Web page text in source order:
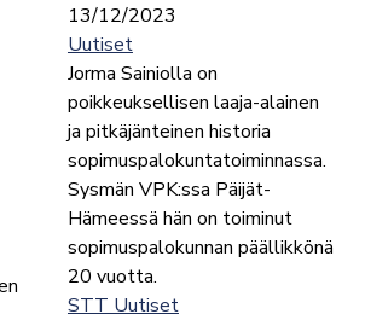
13/12/2023
Uutiset
Jorma Sainiolla on
poikkeuksellisen laaja-alainen
ja pitkäjänteinen historia
sopimuspalokuntatoiminnassa.
Sysmän VPK:ssa Päijät-
Hämeessä hän on toiminut
sopimuspalokunnan päällikkönä
20 vuotta.
STT Uutiset